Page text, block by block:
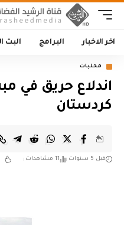
اخر الاخبار البرامج البث
محليات
اندلاع حريق في
كردستان
قبل 5 سنوات 11 مشاهدات